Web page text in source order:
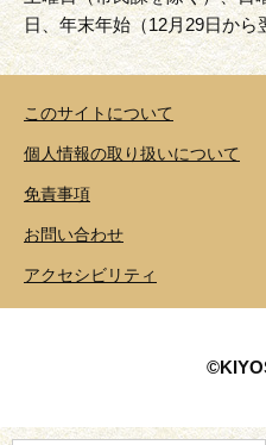
日、年末年始（12月29日から
このサイトについて
個人情報の取り扱いについて
免責事項
お問い合わせ
アクセシビリティ